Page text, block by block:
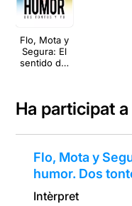
Flo, Mota y
Segura: El
sentido del
Ha participat a
Flo, Mota y
humor. Dos
Intèrpret